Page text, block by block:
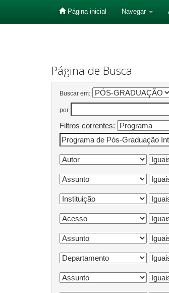
Página inicial Navegar
Página de Busca
Buscar em:
por
Filtros correntes: